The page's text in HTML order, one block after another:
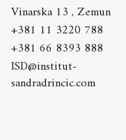
Vinarska 13 , Zemun
+381 11 3220 788
+381 66 8393 888
ISD@institut-
sandradrincic.com